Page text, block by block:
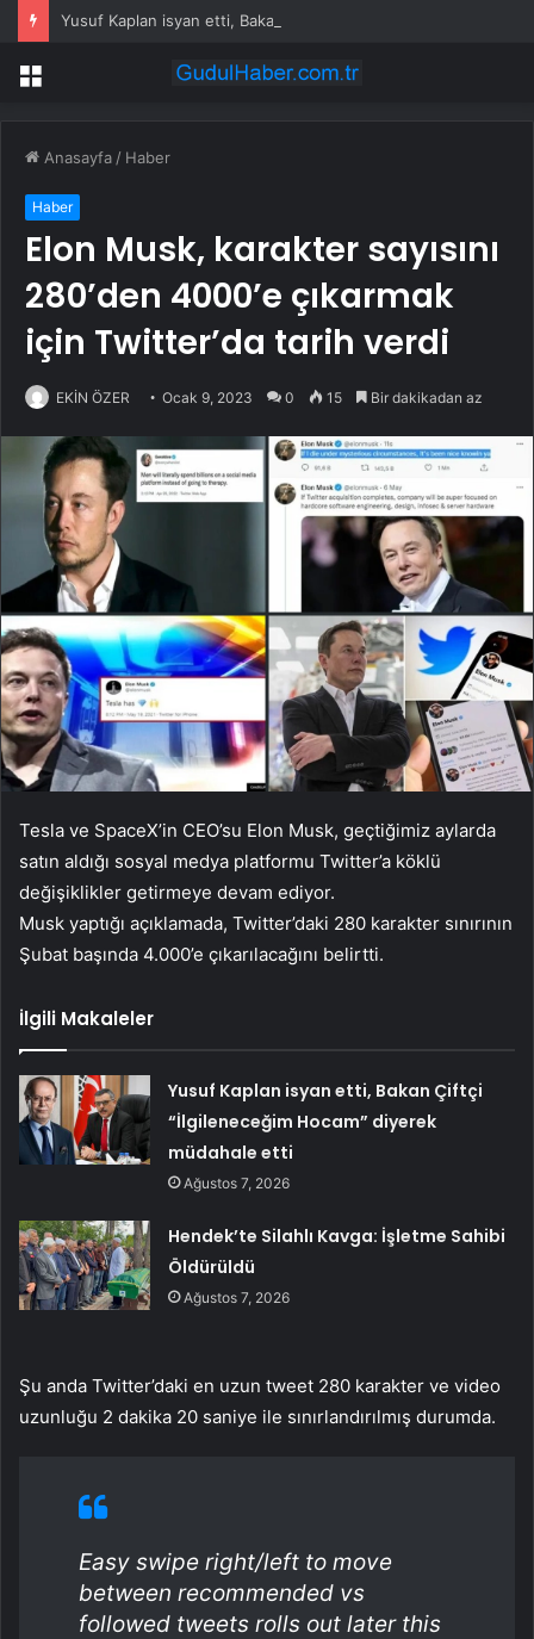
Menü
Anasayfa / Haber
Haber
Elon Musk, karakter sayısını
280’den 4000’e çıkarmak
için Twitter’da tarih verdi
EKİN ÖZER Ocak 9, 2023 0 15 Bir dakikadan az
Tesla ve SpaceX’in CEO’su Elon Musk, geçtiğimiz aylarda
satın aldığı sosyal medya platformu Twitter’a köklü
değişiklikler getirmeye devam ediyor.
Musk yaptığı açıklamada, Twitter’daki 280 karakter sınırının
Şubat başında 4.000’e çıkarılacağını belirtti.
İlgili Makaleler
Yusuf Kaplan isyan etti, Bakan Çiftçi
“İlgileneceğim Hocam” diyerek
müdahale etti
Ağustos 7, 2026
Hendek’te Silahlı Kavga: İşletme Sahibi
Öldürüldü
Ağustos 7, 2026
Şu anda Twitter’daki en uzun tweet 280 karakter ve video
uzunluğu 2 dakika 20 saniye ile sınırlandırılmış durumda.
Easy swipe right/left to move
between recommended vs
followed tweets rolls out later this